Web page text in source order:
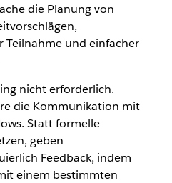
die Planung von
Teilnahme und einfacher
nicht erforderlich.
die Kommunikation mit
Statt formelle
geben
Feedback, indem
einem bestimmten